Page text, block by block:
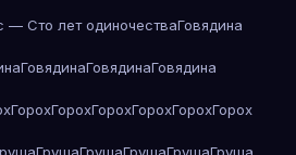
— Сто лет одиночестваГовядина
ГовядинаГовядинаГовядина
ГорохГорохГорохГорохГорохГорох
ГрушаГрушаГрушаГрушаГруша